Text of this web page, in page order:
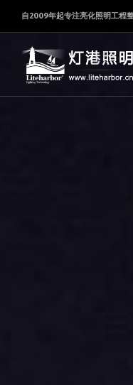
自2009年起专注亮化照明工程